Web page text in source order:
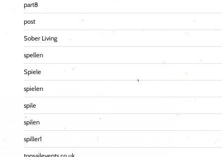
part8
post
Sober Living
spellen
Spiele
spielen
spile
spilen
spiller1